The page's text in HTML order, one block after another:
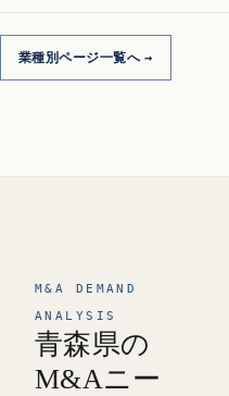
業種別ページ一覧へ
M&A DEMAND
ANALYSIS
青森県の
M&Aニー